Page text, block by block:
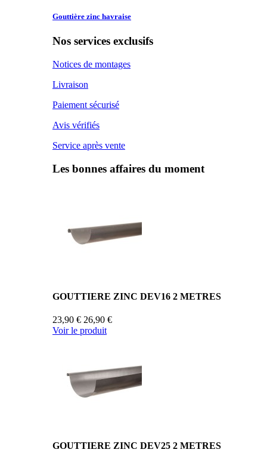
Gouttière zinc havraise
Nos services exclusifs
Notices de montages
Livraison
Paiement sécurisé
Avis vérifiés
Service après vente
Les bonnes affaires du moment
GOUTTIERE ZINC DEV16 2 METRES
23,90 € 26,90 €
Voir le produit
GOUTTIERE ZINC DEV25 2 METRES